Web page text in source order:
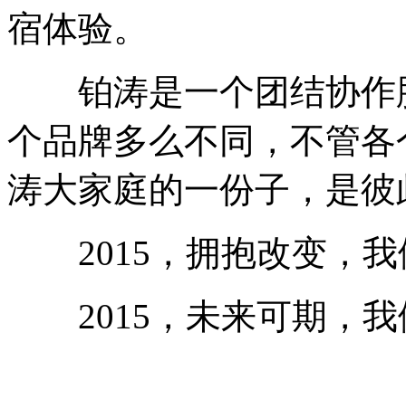
宿体验。
铂涛是一个团结协作
个品牌多么不同，不管
涛大家庭的一份子，是
2015，拥抱改变，我
2015，未来可期，我